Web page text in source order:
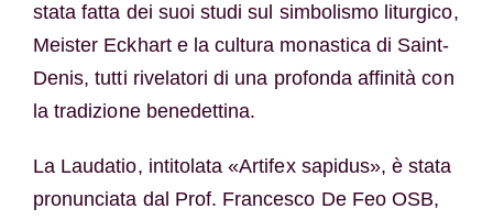
stata fatta dei suoi studi sul simbolismo liturgico,
Meister Eckhart e la cultura monastica di Saint-
Denis, tutti rivelatori di una profonda affinità con
la tradizione benedettina.
La Laudatio, intitolata «Artifex sapidus», è stata
pronunciata dal Prof. Francesco De Feo OSB,